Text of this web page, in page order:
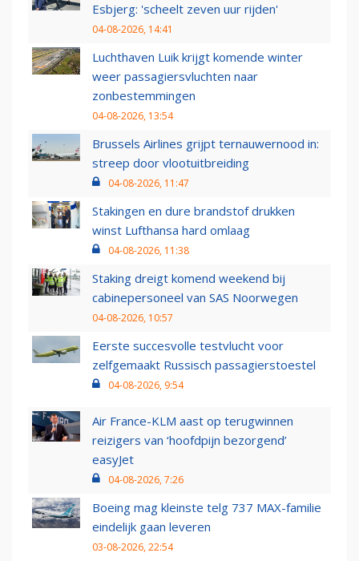
Esbjerg: 'scheelt zeven uur rijden'
04-08-2026, 14:41
Luchthaven Luik krijgt komende winter
weer passagiersvluchten naar
zonbestemmingen
04-08-2026, 13:54
Brussels Airlines grijpt ternauwernood in:
streep door vlootuitbreiding
04-08-2026, 11:47
Stakingen en dure brandstof drukken
winst Lufthansa hard omlaag
04-08-2026, 11:38
Staking dreigt komend weekend bij
cabinepersoneel van SAS Noorwegen
04-08-2026, 10:57
Eerste succesvolle testvlucht voor
zelfgemaakt Russisch passagierstoestel
04-08-2026, 9:54
Air France-KLM aast op terugwinnen
reizigers van ‘hoofdpijn bezorgend’
easyJet
04-08-2026, 7:26
Boeing mag kleinste telg 737 MAX-familie
eindelijk gaan leveren
03-08-2026, 22:54